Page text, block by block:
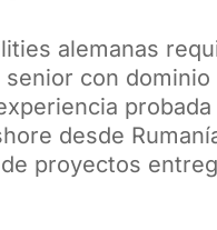
alemanas
con
desde
proyectos